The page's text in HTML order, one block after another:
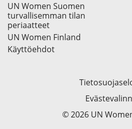
UN Women Suomen
turvallisemman tilan
periaatteet
UN Women Finland
Käyttöehdot
© 2026 UN